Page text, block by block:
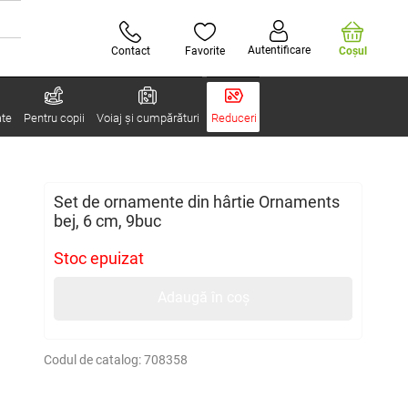
Contact Favorite Autentificare Coşul
Pentru copii Voiaj și cumpărături Reduceri
Set de ornamente din hârtie Ornaments
bej, 6 cm, 9buc
Stoc epuizat
Codul de catalog:708358